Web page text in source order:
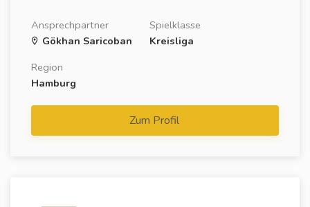
Ansprechpartner
Gökhan Saricoban
Spielklasse
Kreisliga
Region
Hamburg
Zum Profil